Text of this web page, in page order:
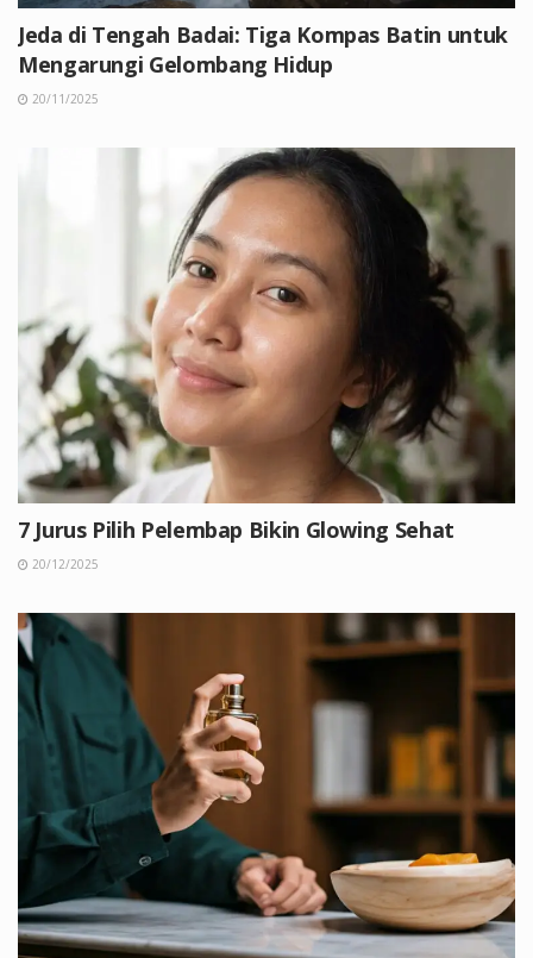
Jeda di Tengah Badai: Tiga Kompas Batin untuk
Mengarungi Gelombang Hidup
20/11/2025
7 Jurus Pilih Pelembap Bikin Glowing Sehat
20/12/2025